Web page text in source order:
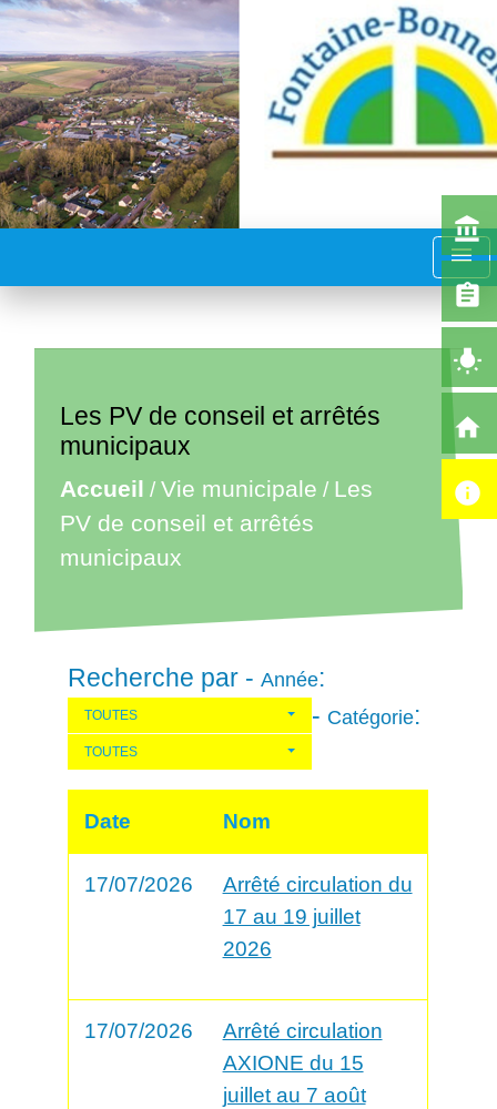
menu
Les PV de conseil et arrêtés
municipaux
Accueil / Vie municipale / Les
PV de conseil et arrêtés
municipaux
Recherche par -Année:
TOUTES - Catégorie:
TOUTES
Date Nom
17/07/2026
Arrêté circulation du
17 au 19 juillet
2026
17/07/2026
Arrêté circulation
AXIONE du 15
juillet au 7 août
account_balance
assignment
wb_incandescent
home
info